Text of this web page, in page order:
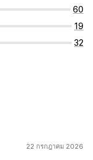
60
19
32
22 กรกฎาคม 2026